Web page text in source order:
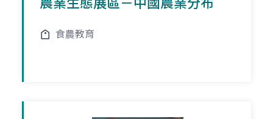
農業生態展區－中國農業分布
食農教育